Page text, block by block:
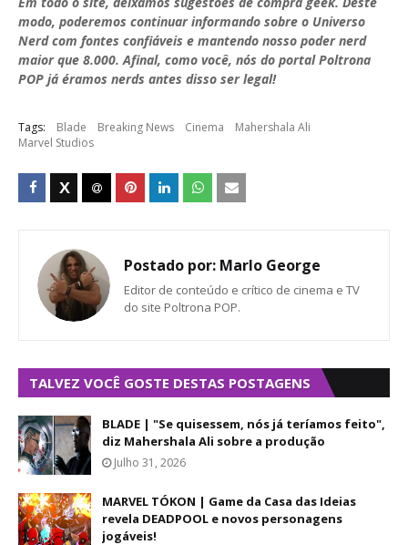
modo, poderemos continuar informando sobre o Universo
Nerd com fontes confiáveis e mantendo nosso poder nerd
maior que 8.000. Afinal, como você, nós do portal Poltrona
POP já éramos nerds antes disso ser legal!
Tags: Blade Breaking News Cinema
Mahershala Ali
Marvel Studios
Postado por: Marlo George
Editor de conteúdo e crítico de cinema e TV
do site Poltrona POP.
TALVEZ VOCÊ GOSTE DESTAS POSTAGENS
BLADE | "Se quisessem, nós já teríamos feito",
diz Mahershala Ali sobre a produção
Julho 31, 2026
MARVEL TÓKON | Game da Casa das Ideias
revela DEADPOOL e novos personagens
jogáveis!